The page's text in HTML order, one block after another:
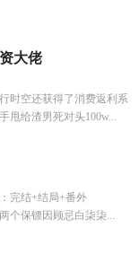
大佬
时空还获得了消费返利系
甩给渣男死对头100w...
完结+结局+番外
个保镖因顾忌白柒柒...